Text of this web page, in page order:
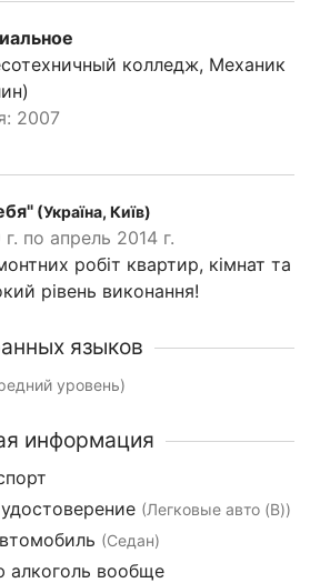
колледж, Механик
2007
(Україна, Київ)
по апрель 2014 г.
робіт квартир, кімнат та
рівень виконання!
языков
уровень)
информация
(Легковые авто (B))
(Седан)
алкоголь вообще